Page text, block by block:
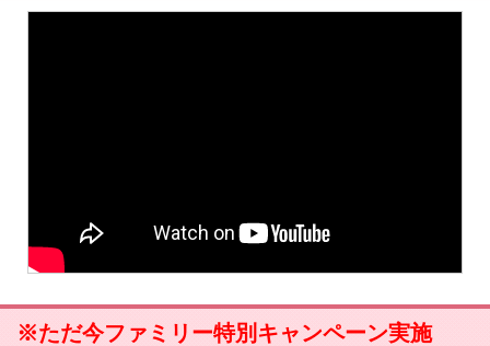
※ただ今ファミリー特別キャンペーン実施